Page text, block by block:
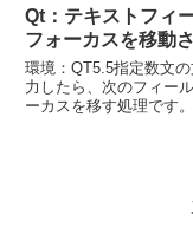
Qt：テキストフィ
フォーカスを移動
環境：QT5.5指定数文の
力したら、次のフィー
ーカスを移す処理です